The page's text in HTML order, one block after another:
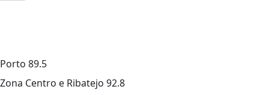
Porto 89.5
Zona Centro e Ribatejo 92.8